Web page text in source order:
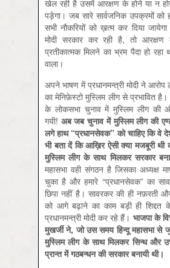
खेल रही है उसमें आरक्षण के होने या न
पड़ेगा। जब सारे सार्वजनिक उपक्रमों को
सभी नौकरियों को ख़त्म कर दिया जायेगा
मोदी सरकार कर रही है, तो
प्रतीकात्‍मक मिलने का भ्रम पैदा हो रहा
वाला।
अपने भाषण में प्रधानमन्त्री मोदी ने आरोप
का मेनिफ़ेस्टो मुस्लिम लीग से प्रभावित
के लोकसभा चुनाव में मुस्लिम लीग की
गयी! अब जब चुनाव में मुस्लिम लीग की
लगे हाथ“प्रधानसेवक”को चाहिए कि वे
भी बता दें कि आख़िर ऐसी क्या मजबूरी थी
मुस्लिम लीग के साथ मिलकर सरकार
महासभा वही संगठन है जिसका अध्यक्ष
चुका है और हमारे “प्रधानसेवक” का
छिपा नहीं है। सावरकर की ही नफ़रती
को आगे बढ़ाने का काम बड़ी ही शिद्दत
प्रधानमन्त्री मोदी कर रहे हैं। भाजपा के
मुखर्जी ने,जो उस समय हिन्दू महासभा से
मुस्लिम लीग के साथ मिलकर सिन्ध और
प्रान्त में गठबन्धन की सरकार बनायी थी।